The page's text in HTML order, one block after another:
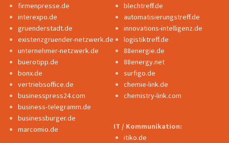
firmenpresse.de
interexpo.de
gruenderstadt.de
existenzgruender-netzwerk.de
unternehmer-netzwerk.de
buerotipp.de
bonx.de
vertriebsoffice.de
businesspress24.com
business-telegramm.de
businessburger.de
marcomio.de
blechtreff.de
automatisierungstreff.de
innovations-intelligenz.de
logistiktreff.de
88energie.de
88energy.net
surfigo.de
chemie-link.de
chemistry-link.com
IT / Kommunikation:
itiko.de